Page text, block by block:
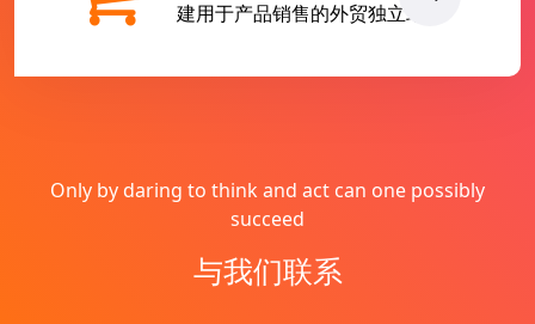
建用于产品销售的外贸独立站
Only by daring to think and act can one possibly
succeed
与我们联系